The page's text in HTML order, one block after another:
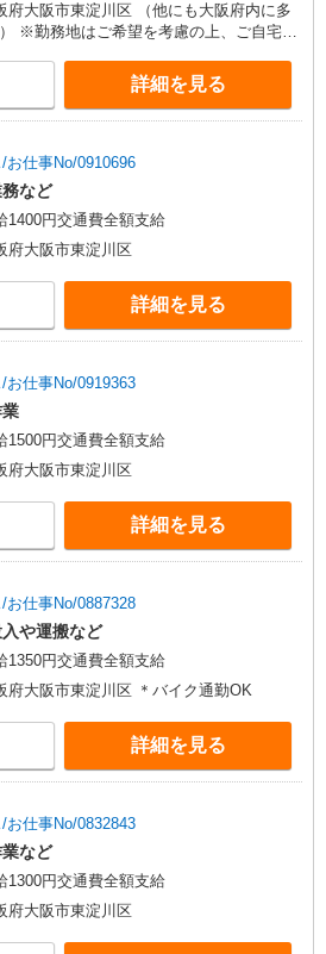
府大阪市東淀川区 （他にも大阪府内に多
※勤務地はご希望を考慮の上、ご自宅を
し）
詳細を見る
仕事No/0910696
など
1400円交通費全額支給
府大阪市東淀川区
詳細を見る
仕事No/0919363
1500円交通費全額支給
府大阪市東淀川区
詳細を見る
仕事No/0887328
や運搬など
1350円交通費全額支給
府大阪市東淀川区 ＊バイク通勤OK
詳細を見る
仕事No/0832843
など
1300円交通費全額支給
府大阪市東淀川区